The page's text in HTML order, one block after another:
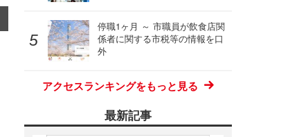
停職1ヶ月 ～ 市職員が飲食店関
係者に関する市税等の情報を口
外
アクセスランキングをもっと見る
最新記事